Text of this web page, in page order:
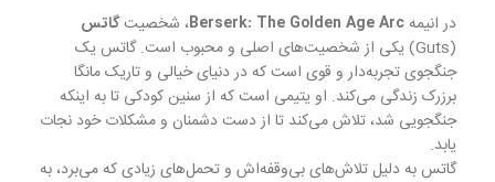
در انیمهBerserk: The Golden Age Arc، شخصیتگاتس
(Guts) یکی از شخصیت‌های اصلی و محبوب است. گاتس یک
جنگجوی تجربه‌دار و قوی است که در دنیای خیالی و تاریک مانگا
برزرک زندگی می‌کند. او یتیمی است که از سنین کودکی تا به اینکه
جنگجویی شد، تلاش می‌کند تا از دست دشمنان و مشکلات خود نجات
یابد.
گاتس به دلیل تلاش‌های بی‌وقفه‌اش و تحمل‌های زیادی که می‌برد، به